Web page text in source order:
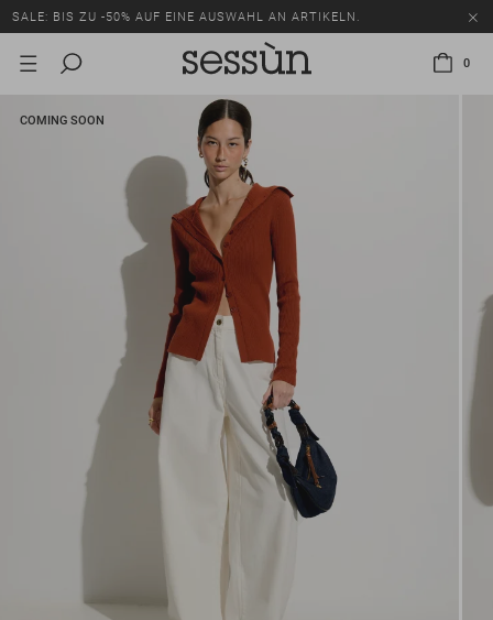
SALE: BIS ZU -50% AUF EINE AUSWAHL AN ARTIKELN.
0
COMING SOON